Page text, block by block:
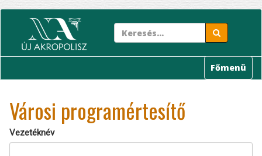
tartalomra
Főmenü
Városi programértesítő
Vezetéknév